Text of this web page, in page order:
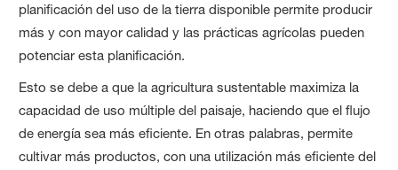
planificación del uso de la tierra disponible permite producir
más y con mayor calidad y las prácticas agrícolas pueden
potenciar esta planificación.
Esto se debe a que la agricultura sustentable maximiza la
capacidad de uso múltiple del paisaje, haciendo que el flujo
de energía sea más eficiente. En otras palabras, permite
cultivar más productos, con una utilización más eficiente del